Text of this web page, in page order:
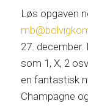
Løs opgaven
27. december.
som 1, X, 2
en fantastisk
Champagne